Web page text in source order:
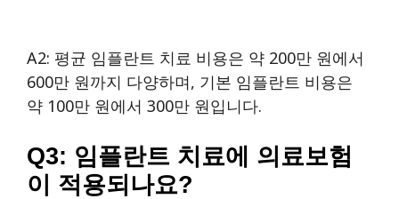
A2: 평균 임플란트 치료 비용은 약 200만 원에서
600만 원까지 다양하며, 기본 임플란트 비용은
약 100만 원에서 300만 원입니다.
Q3: 임플란트 치료에 의료보험
이 적용되나요?